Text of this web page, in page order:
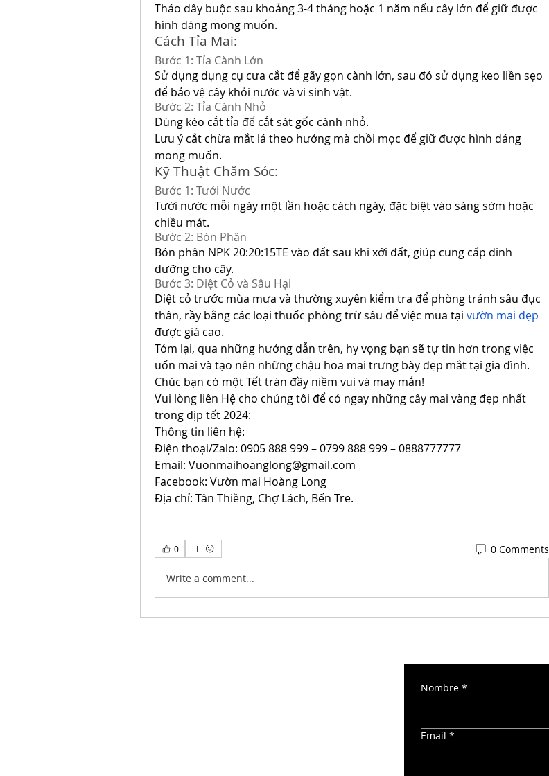
Tháo dây buộc sau khoảng 3-4 tháng hoặc 1 năm nếu cây lớn để giữ được
hình dáng mong muốn.
Cách Tỉa Mai:
Bước 1: Tỉa Cành Lớn
Sử dụng dụng cụ cưa cắt để gãy gọn cành lớn, sau đó sử dụng keo liền sẹo
để bảo vệ cây khỏi nước và vi sinh vật.
Bước 2: Tỉa Cành Nhỏ
Dùng kéo cắt tỉa để cắt sát gốc cành nhỏ.
Lưu ý cắt chừa mắt lá theo hướng mà chồi mọc để giữ được hình dáng
mong muốn.
Kỹ Thuật Chăm Sóc:
Bước 1: Tưới Nước
Tưới nước mỗi ngày một lần hoặc cách ngày, đặc biệt vào sáng sớm hoặc
chiều mát.
Bước 2: Bón Phân
Bón phân NPK 20:20:15TE vào đất sau khi xới đất, giúp cung cấp dinh
dưỡng cho cây.
Bước 3: Diệt Cỏ và Sâu Hại
Diệt cỏ trước mùa mưa và thường xuyên kiểm tra để phòng tránh sâu đục
thân, rầy bằng các loại thuốc phòng trừ sâu để việc mua tại vườn mai đẹp
được giá cao.
Tóm lại, qua những hướng dẫn trên, hy vọng bạn sẽ tự tin hơn trong việc
uốn mai và tạo nên những chậu hoa mai trưng bày đẹp mắt tại gia đình.
Chúc bạn có một Tết tràn đầy niềm vui và may mắn!
Vui lòng liên Hệ cho chúng tôi để có ngay những cây mai vàng đẹp nhất
trong dịp tết 2024:
Thông tin liên hệ:
Điện thoại/Zalo: 0905 888 999 – 0799 888 999 – 0888777777
Email: Vuonmaihoanglong@gmail.com
Facebook: Vườn mai Hoàng Long
Địa chỉ: Tân Thiềng, Chợ Lách, Bến Tre.
0 0 Comments
Write a comment...
Nombre *
Email *